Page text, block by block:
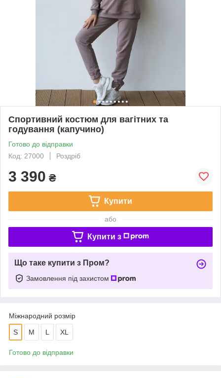
Спортивний костюм для вагітних та
годування (капучино)
Готово до відправки
Код: 27000
Роздріб
3 390 ₴
Купити
або
Купити з
Що таке купити з Пром?
Замовлення під захистом
Міжнародний розмір
S M L XL
Готово до відправки